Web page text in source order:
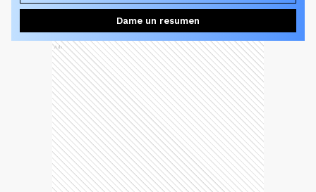
Dame un resumen
Ads